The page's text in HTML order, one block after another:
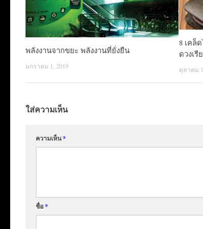
พลังงานจากขยะ พลังงานที่ยั่งยืน
มกราคม 1, 2019
8 เคล็
ดวงเรี
ตุลาคม
ใส่ความเห็น
ความเห็น*
ชื่อ*